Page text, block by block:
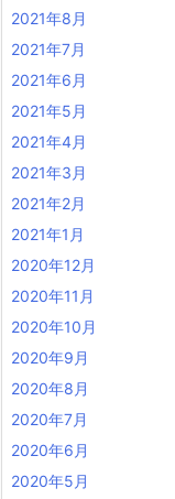
2021年8月
2021年7月
2021年6月
2021年5月
2021年4月
2021年3月
2021年2月
2021年1月
2020年12月
2020年11月
2020年10月
2020年9月
2020年8月
2020年7月
2020年6月
2020年5月